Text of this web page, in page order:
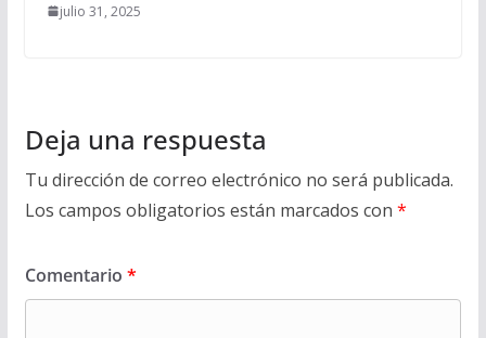
julio 31, 2025
Deja una respuesta
Tu dirección de correo electrónico no será publicada.
Los campos obligatorios están marcados con *
Comentario *